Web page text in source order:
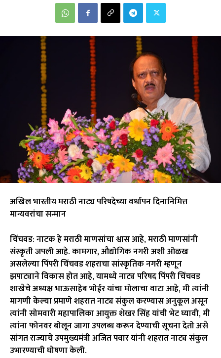
अखिल भारतीय मराठी नाट्य परिषदेच्या वर्धापन दिनानिमित्त
मान्यवरांचा सन्मान
चिंचवड: नाटक हे मराठी माणसांचा श्वास आहे, मराठी माणसांनी
संस्कृती जपली आहे. कामगार, औद्योगिक नगरी अशी ओळख
असलेल्या पिंपरी चिंचवड शहराचा सांस्कृतिक नगरी म्हणून
झपाट्याने विकास होत आहे, यामध्ये नाट्य परिषद पिंपरी चिंचवड
शाखेचे अध्यक्ष भाऊसाहेब भोईर यांचा मोलाचा वाटा आहे, मी त्यांनी
मागणी केल्या प्रमाणे शहरात नाट्य संकुल करण्यास अनुकूल असून
त्यांनी सोमवारी महापालिका आयुक्त शेखर सिंह यांची भेट घ्यावी, मी
त्यांना फोनवर बोलून जागा उपलब्ध करून देण्याची सूचना देतो असे
सांगत राज्याचे उपमुख्यमंत्री अजित पवार यांनी शहरात नाट्य संकुल
उभारण्याची घोषणा केली.